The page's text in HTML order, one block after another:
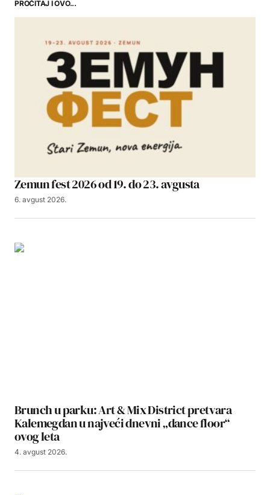
PROČITAJ I OVO...
Zemun fest 2026 od 19. do 23. avgusta
6. avgust 2026.
Brunch u parku: Art & Mix District pretvara
Kalemegdan u najveći dnevni „dance floor“
ovog leta
4. avgust 2026.